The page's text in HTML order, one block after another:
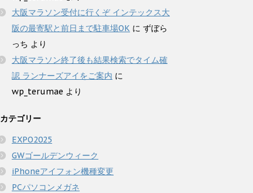
大阪マラソン受付に行くぞ インテックス大
阪の最寄駅と前日まで駐車場OK に ずぼら
っち より
大阪マラソン終了後も結果検索でタイム確
認 ランナーズアイをご案内 に
wp_terumae より
カテゴリー
EXPO2025
GWゴールデンウィーク
iPhoneアイフォン機種変更
PCパソコンメガネ